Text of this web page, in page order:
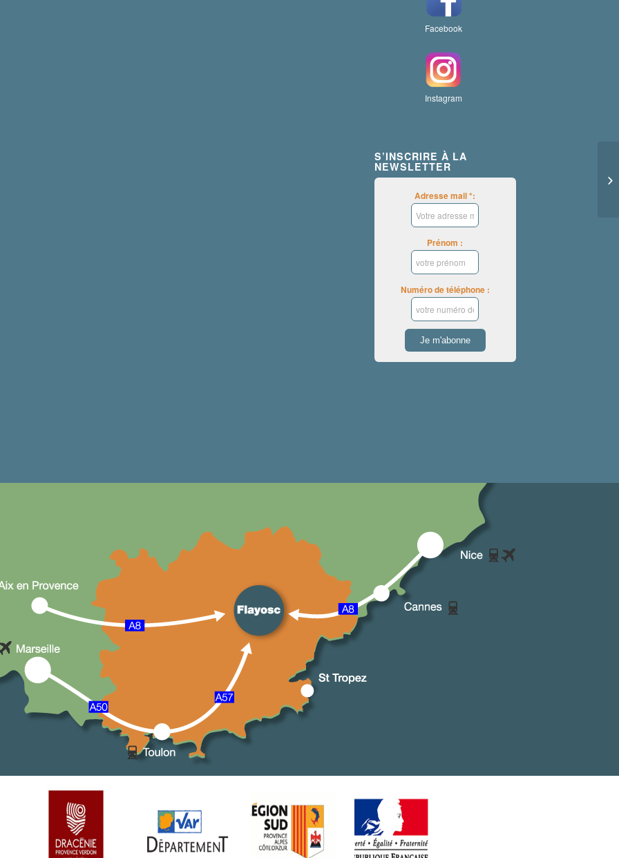
Facebook
Instagram
S’INSCRIRE À LA
NEWSLETTER
Adresse mail *:
Prénom :
Numéro de téléphone :